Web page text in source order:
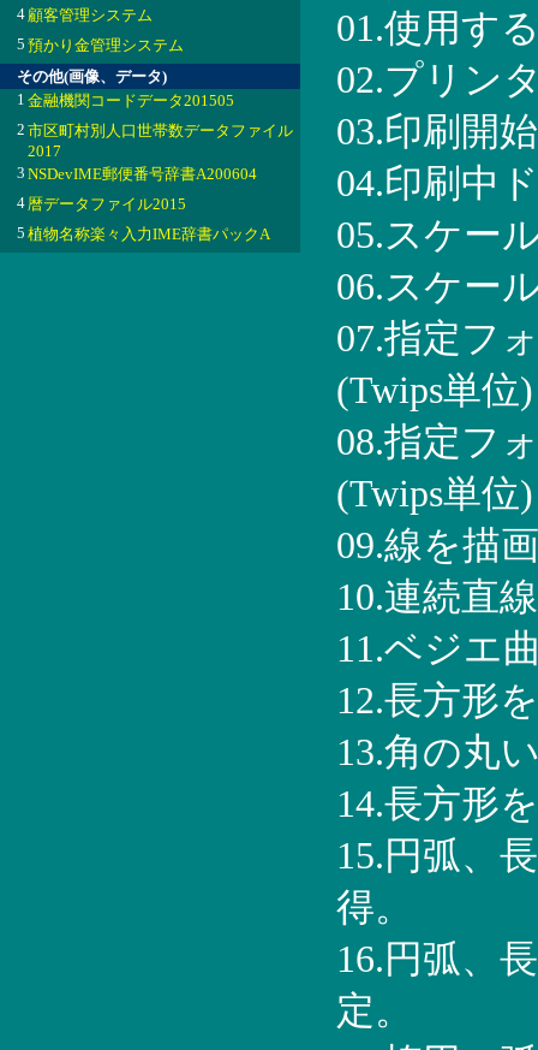
4顧客管理システム
5 預かり金管理システム
その他(画像、データ)
1 金融機関コードデータ201505
2 市区町村別人口世帯数データファイル
2017
3 NSDevIME郵便番号辞書A200604
4暦データファイル2015
5 植物名称楽々入力IME辞書パックA
01.使用す
02.プリン
03.印刷開
04.印刷中
05.スケー
06.スケー
07.指定フ
(Twips単位)
08.指定フ
(Twips単位)
09.線を描
10.連続直
11.ベジエ
12.長方形
13.角の丸
14.長方形
15.円弧、
得。
16.円弧、
定。